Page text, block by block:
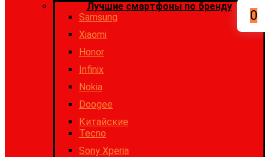
Лучшие смартфоны по бренду
Samsung
Xiaomi
Honor
Infinix
Nokia
Doogee
Китайские
Tecno
Sony Xperia
0